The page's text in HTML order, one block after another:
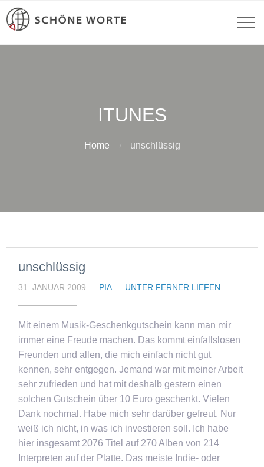
ITUNES
Home unschlüssig
unschlüssig
31. JANUAR 2009 PIA UNTER FERNER LIEFEN
Mit einem Musik-Geschenkgutschein kann man mir
immer eine Freude machen. Das kommt einfallslosen
Freunden und allen, die mich einfach nicht gut
kennen, sehr entgegen. Jemand war mit meiner Arbeit
sehr zufrieden und hat mit deshalb gestern einen
solchen Gutschein über 10 Euro geschenkt. Vielen
Dank nochmal. Habe mich sehr darüber gefreut. Nur
weiß ich nicht, in was ich investieren soll. Ich habe
hier insgesamt 2076 Titel auf 270 Alben von 214
Interpreten auf der Platte. Das meiste Indie- oder